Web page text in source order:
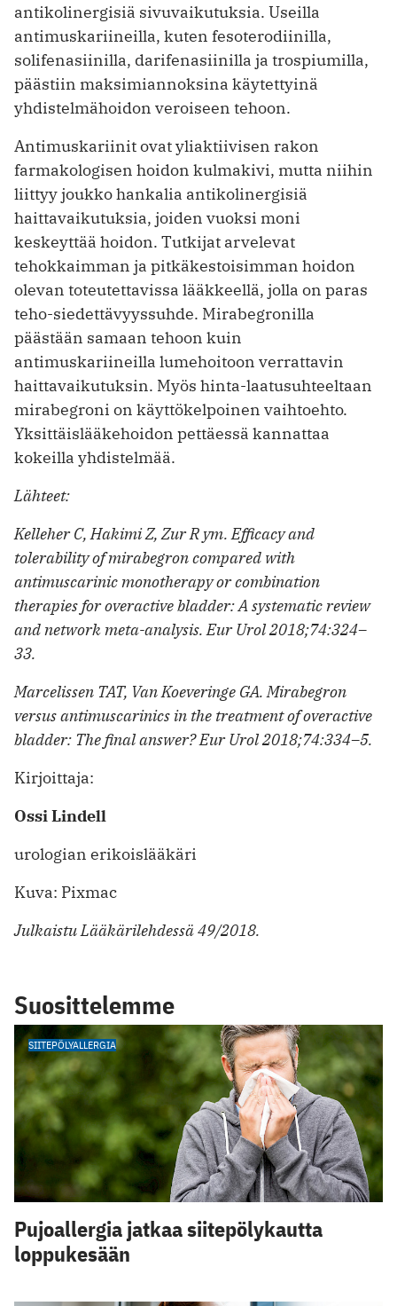
antikolinergisiä sivuvaikutuksia. Useilla
antimuskariineilla, kuten fesoterodiinilla,
solifenasiinilla, darifenasiinilla ja trospiumilla,
päästiin maksimiannoksina ­käytettyinä
yhdistelmähoidon veroiseen tehoon.
Antimuskariinit ovat yliaktiivisen rakon
farmakologisen hoidon kulmakivi, mutta niihin
liittyy joukko hankalia antikolinergisiä
haittavaikutuksia, joiden vuoksi moni
keskeyttää hoidon. Tutkijat arvelevat
tehokkaimman ja pitkäkestoisimman hoidon
olevan toteutettavissa lääkkeellä, jolla on paras
teho-siedettävyyssuhde. Mirabegronilla
päästään samaan tehoon kuin
antimuskariineilla lumehoitoon verrattavin
haittavaikutuksin. Myös hinta-laatusuhteeltaan
mirabegroni on käyttökelpoinen vaihtoehto.
Yksittäislääkehoidon pettäessä kannattaa
kokeilla yhdistelmää.
Lähteet:
Kelleher C, Hakimi Z, Zur R ym. Efficacy and
tolerability of mirabegron compared with
antimuscarinic monotherapy or combination
therapies for overactive bladder: A systematic review
and network meta-analysis. Eur Urol 2018;74:324–
33.
Marcelissen TAT, Van Koeveringe GA. Mirabegron
versus antimuscarinics in the treatment of overactive
bladder: The final answer? Eur Urol 2018;74:334–5.
Kirjoittaja:
Ossi Lindell
urologian erikoislääkäri
Kuva: Pixmac
Julkaistu Lääkärilehdessä 49/2018.
Suosittelemme
SIITEPÖLYALLERGIA
Pujoallergia jatkaa siitepölykautta
loppukesään